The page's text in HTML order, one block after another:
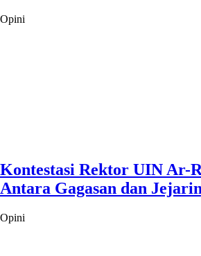
Opini
Kontestasi Rektor UIN Ar-
Antara Gagasan dan
Opini